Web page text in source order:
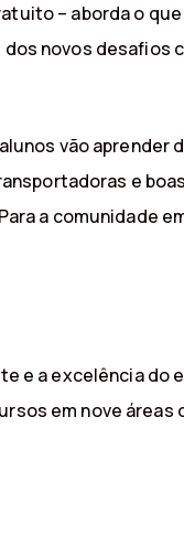
– aborda o
novos desafios
vão
e
a comunidade
e a excelência
em nove